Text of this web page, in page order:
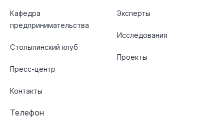
Кафедра
предпринимательства
Столыпинский клуб
Пресс-центр
Контакты
Эксперты
Исследования
Проекты
Телефон